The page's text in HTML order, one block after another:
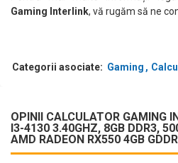
Gaming Interlink, vă rugăm să ne
Categorii asociate: Gaming
OPINII CALCULATOR GAMING
I3-4130 3.40GHZ, 8GB DDR3,
AMD RADEON RX550 4GB